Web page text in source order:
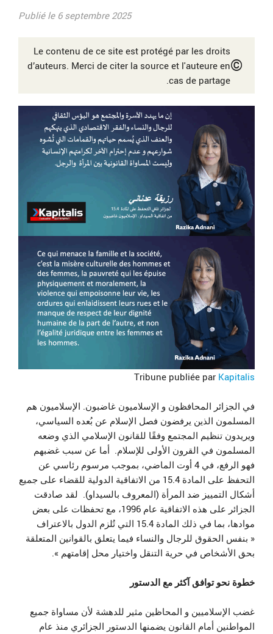
Publié le 6 septembre 2025
©
Le contenu de ce site est protégé par les droits
d’auteurs. Merci de citer la source et l'auteure en
cas de partage.
Tribune publiée par Kapitalis
في الجزائر المحافظون و الإسلاميون غاضبون. الإسلاميون هم
المسلمون الذين يرفضون فصل الإسلام عن بُعده السياسي،
ويريدون تنظيم المجتمع وفقًا للقانون الإسلامي الذي وضعه
المسلمون في القرون الأولى للإسلام. أما عن سبب غضبهم
فهو الرفع، في 4 أوت الماضي، بموجب مرسوم رئاسي عن
التحفظ على المادة 15.4 من الاتفاقية الدولية للقضاء على جميع
أشكال التمييز ضد المرأة (المعروف بالسيداو). لقد صادقت
الجزائر على هذه الاتفاقية عام 1996، مع تحفظات على بعض
موادها، بما في ذلك المادة 15.4 التي تُلزم الدول بالاعتراف
« بنفس الحقوق للرجال والنساء فيما يتعلق بالقوانين المتعلقة
بحق الأشخاص في حرية التنقل واختيار محل إقامتهم ».
خطوة نحو توافق آكثر مع الدستور
غضب الإسلاميين و المحاظين مثير للدهشة لأن مساواة جميع
المواطنين أمام القانون يضمنها الدستور الجزائري منذ عام